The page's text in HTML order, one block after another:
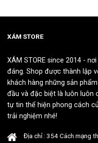
nhiều
thể.
tùy
có
thể
được
chọn
trên
sản
XÁM STORE
XÁM STORE since 2014 -
đáng. Shop được thành lập
khách hàng những sản
đầu và đặc biệt là luôn luôn
tự tin thể hiện phong cách
trải nghiệm nhé!
Địa chỉ : 354 Cách mạng